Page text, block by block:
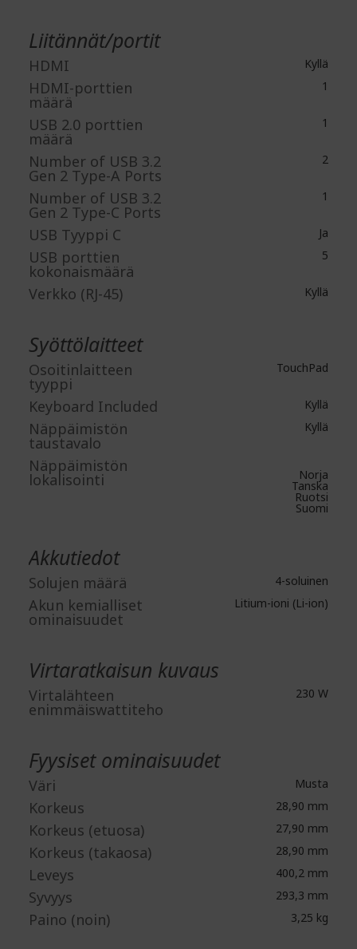
Liitännät/portit
HDMI Kyllä
HDMI-porttien
määrä
1
USB 2.0 porttien
määrä
1
Number of USB 3.2
Gen 2 Type-A Ports
2
Number of USB 3.2
Gen 2 Type-C Ports
1
USB Tyyppi C Ja
USB porttien
kokonaismäärä
5
Verkko (RJ-45) Kyllä
Syöttölaitteet
Osoitinlaitteen
tyyppi
TouchPad
Keyboard Included Kyllä
Näppäimistön
taustavalo
Kyllä
Näppäimistön
lokalisointi Norja
Tanska
Ruotsi
Suomi
Akkutiedot
Solujen määrä 4-soluinen
Akun kemialliset
ominaisuudet
Litium-ioni (Li-ion)
Virtaratkaisun kuvaus
Virtalähteen
enimmäiswattiteho
230 W
Fyysiset ominaisuudet
Väri Musta
Korkeus 28,90 mm
Korkeus (etuosa) 27,90 mm
Korkeus (takaosa) 28,90 mm
Leveys 400,2 mm
Syvyys 293,3 mm
Paino (noin) 3,25 kg